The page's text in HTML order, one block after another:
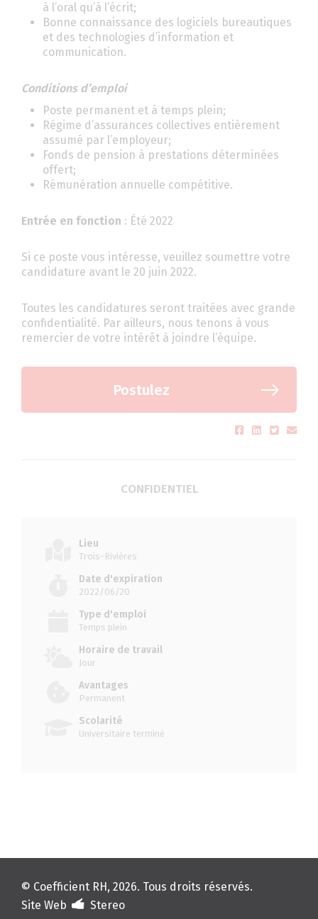
à l’oral qu’à l’écrit;
Bonne connaissance des logiciels bureautiques
et des technologies d’information et
communication.
Conditions d’emploi
Poste permanent et à temps plein;
Régime d’assurances collectives entièrement
assumé par l’employeur;
Fonds de pension à prestations déterminées
offert;
Rémunération annuelle compétitive.
Entrée en fonction : Été 2022
Si ce poste vous intéresse, veuillez soumettre votre
candidature avant le 20 juin 2022.
Toutes les candidatures seront traitées avec grande
confidentialité. Par ailleurs, nous tenons à vous
remercier de votre intérêt à joindre l’équipe.
Postulez
CONFIDENTIEL
Lieu
Trois-Rivières
Date d'expiration
2022/06/20
Type d'emploi
Temps plein
Horaire de travail
Jour
Avantages
Permanent
Scolarité
Universitaire terminé
© Coefficient RH, 2026. Tous droits réservés.
Site Web
Stereo